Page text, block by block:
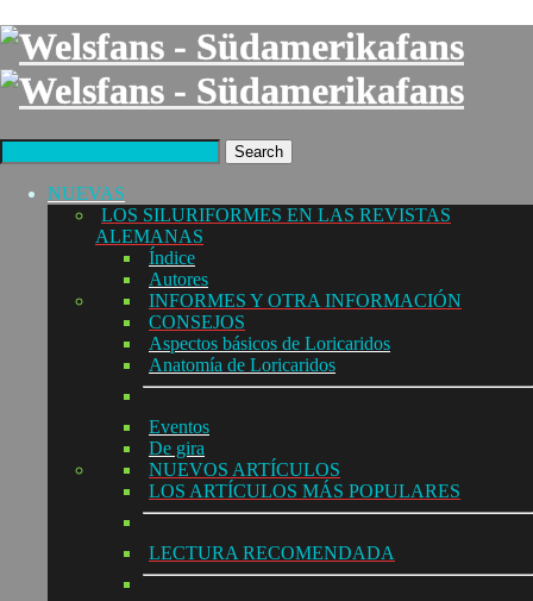
Search
NUEVAS
LOS SILURIFORMES EN LAS REVISTAS
ALEMANAS
Índice
Autores
INFORMES Y OTRA INFORMACIÓN
CONSEJOS
Aspectos básicos de Loricaridos
Anatomía de Loricaridos
Eventos
De gira
NUEVOS ARTÍCULOS
LOS ARTÍCULOS MÁS POPULARES
LECTURA RECOMENDADA